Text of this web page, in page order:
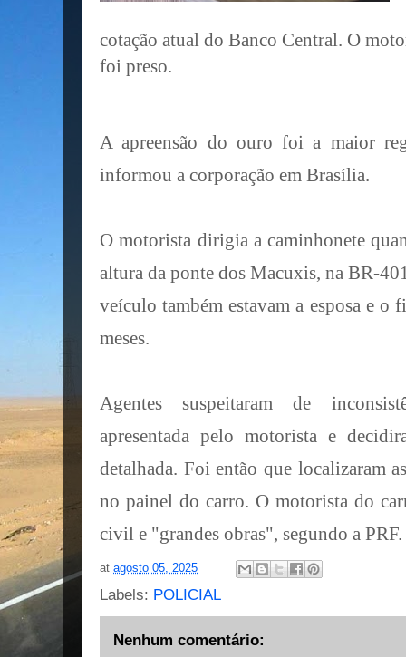
cotação atual do Banco Central. O
foi preso.
A apreensão do ouro foi a maior
informou a corporação em Brasília.
O motorista dirigia a caminhonete
altura da ponte dos Macuxis, na BR-
veículo também estavam a esposa e o
meses.
Agentes suspeitaram de
apresentada pelo motorista e
detalhada. Foi então que localizaram
no painel do carro. O motorista do
civil e "grandes obras", segundo a PRF.
at agosto 05, 2025
Labels: POLICIAL
Nenhum comentário: